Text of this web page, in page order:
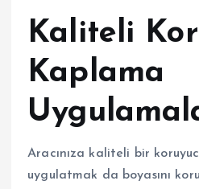
Kaliteli
Kaplama
Aracınıza kaliteli bir
uygulatmak da boyasını